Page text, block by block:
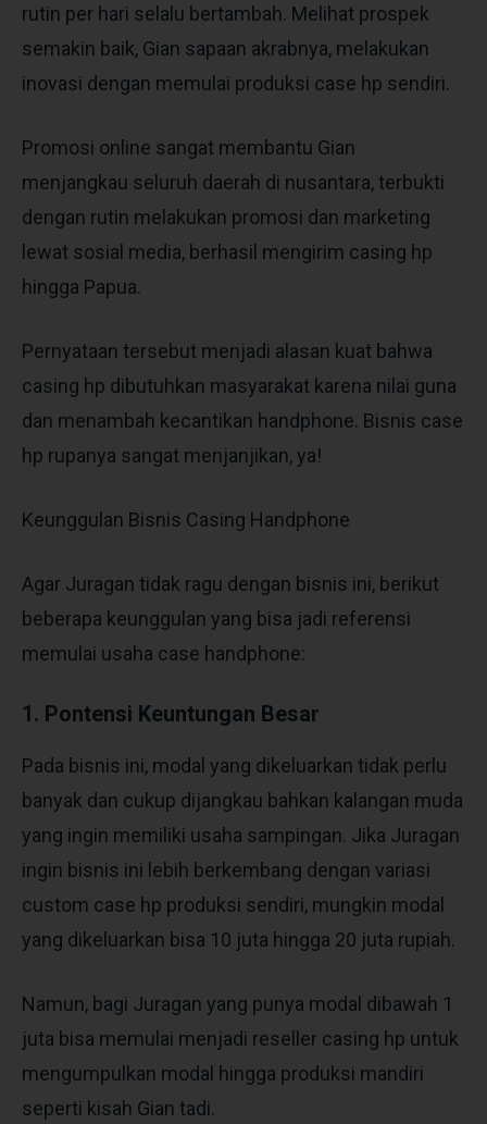
rutin per hari selalu bertambah. Melihat prospek
semakin baik, Gian sapaan akrabnya, melakukan
inovasi dengan memulai produksi case hp sendiri.
Promosi online sangat membantu Gian
menjangkau seluruh daerah di nusantara, terbukti
dengan rutin melakukan promosi dan marketing
lewat sosial media, berhasil mengirim casing hp
hingga Papua.
Pernyataan tersebut menjadi alasan kuat bahwa
casing hp dibutuhkan masyarakat karena nilai guna
dan menambah kecantikan handphone. Bisnis case
hp rupanya sangat menjanjikan, ya!
Keunggulan Bisnis Casing Handphone
Agar Juragan tidak ragu dengan bisnis ini, berikut
beberapa keunggulan yang bisa jadi referensi
memulai usaha case handphone:
1. Pontensi Keuntungan Besar
Pada bisnis ini, modal yang dikeluarkan tidak perlu
banyak dan cukup dijangkau bahkan kalangan muda
yang ingin memiliki usaha sampingan. Jika Juragan
ingin bisnis ini lebih berkembang dengan variasi
custom case hp produksi sendiri, mungkin modal
yang dikeluarkan bisa 10 juta hingga 20 juta rupiah.
Namun, bagi Juragan yang punya modal dibawah 1
juta bisa memulai menjadi reseller casing hp untuk
mengumpulkan modal hingga produksi mandiri
seperti kisah Gian tadi.